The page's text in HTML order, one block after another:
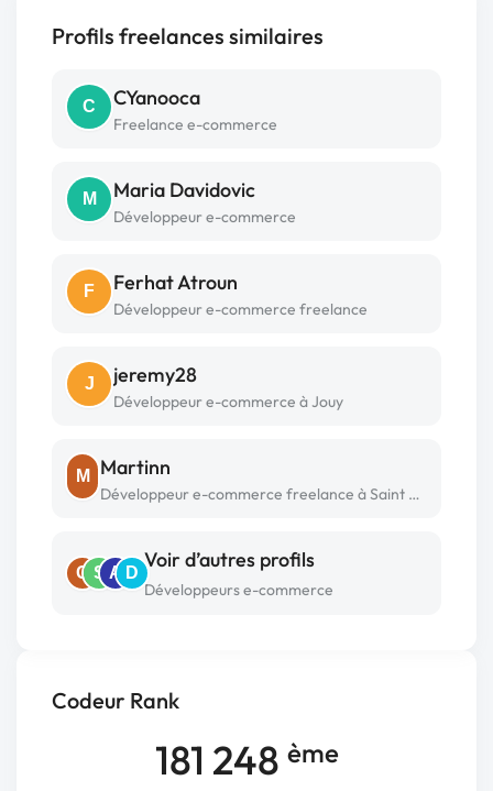
Codeur Rank
181 248 ème
Profils freelances similaires
C CYanooca
Freelance e-commerce
M Maria Davidovic
Développeur e-commerce
F Ferhat Atroun
Développeur e-commerce freelance
J jeremy28
Développeur e-commerce à Jouy
M Martinn
Développeur e-commerce freelance à Saint étienne sous bailleul
G S A D
Voir d’autres profils
Développeurs e-commerce